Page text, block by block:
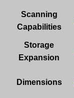
Scanning
Capabilities
Storage
Expansion
Dimensions